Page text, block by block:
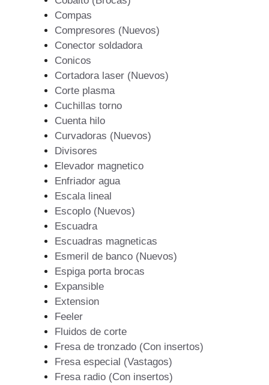
Compas
Compresores (Nuevos)
Conector soldadora
Conicos
Cortadora laser (Nuevos)
Corte plasma
Cuchillas torno
Cuenta hilo
Curvadoras (Nuevos)
Divisores
Elevador magnetico
Enfriador agua
Escala lineal
Escoplo (Nuevos)
Escuadra
Escuadras magneticas
Esmeril de banco (Nuevos)
Espiga porta brocas
Expansible
Extension
Feeler
Fluidos de corte
Fresa de tronzado (Con insertos)
Fresa especial (Vastagos)
Fresa radio (Con insertos)